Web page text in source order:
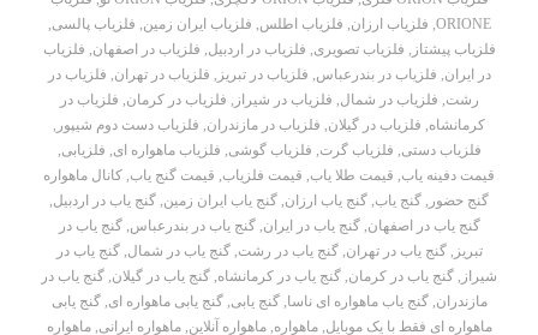
ORIONE
, فلزیاب ارزان, فلزیاب اطلس, فلزیاب ایران زمین, فلزیاب پالسی,
فلزیاب پیشتاز , فلزیاب تصویری, فلزیاب در اردبیل, فلزیاب در اصفهان, فلزیاب
در ایران, فلزیاب در بندرعباس, فلزیاب در تبریز , فلزیاب در تهران, فلزیاب در
رشت, فلزیاب در شمال, فلزیاب در شیراز , فلزیاب در کرمان, فلزیاب در
کرمانشاه, فلزیاب در گیلان, فلزیاب در مازندران, فلزیاب دست دوم شیپور ,
فلزیاب دستی, فلزیاب گرت, فلزیاب گوشی, فلزیاب ماهواره ای, فلزیابی,
قیمت دفینه یاب, قیمت طلا یاب, قیمت فلزیاب, قیمت گنج یاب, کانال ماهواره
گنج حضور , گنج یاب, گنج یاب ارزان, گنج یاب ایران زمین, گنج یاب در اردبیل,
گنج یاب در اصفهان,گنج یاب در ایران,گنج یاب در بندرعباس,گنج یاب در
تبریز ,گنج یاب در تهران,گنج یاب در رشت,گنج یاب در شمال,گنج یاب در
شیراز , گنج یاب در کرمان, گنج یاب در کرمانشاه, گنج یاب در گیلان, گنج یاب در
مازندران,گنج یاب ماهواره ای ناسا,گنج یابی,گنج یابی ماهواره ای,گنج یابی
ماهواره ای فقط با یک موبایل,ماهواره,ماهواره آنلاین,ماهواره ایرانی,ماهواره